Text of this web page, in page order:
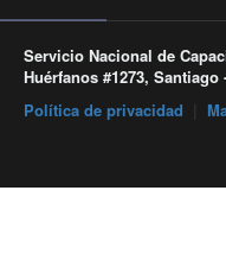
Servicio Nacional de
Huérfanos #1273,
Política de privacidad